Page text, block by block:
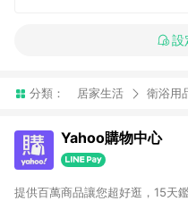
設
分類： 居家生活 衛浴用
Yahoo購物中心
提供百萬商品讓您超好逛，15天